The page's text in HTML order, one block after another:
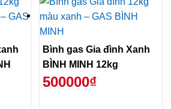
Bình gas Gia đình Xanh
BÌNH MINH 12kg
500000₫